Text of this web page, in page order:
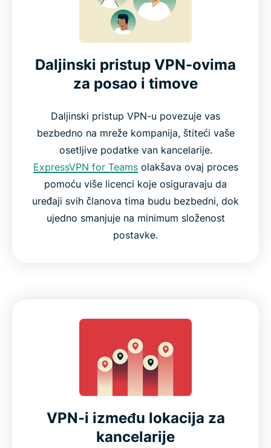
Daljinski pristup VPN-ovima
za posao i timove
Daljinski pristup VPN-u povezuje vas
bezbedno na mreže kompanija, štiteći vaše
osetljive podatke van kancelarije.
ExpressVPN for Teamsolakšava ovaj proces
pomoću više licenci koje osiguravaju da
uređaji svih članova tima budu bezbedni, dok
ujedno smanjuje na minimum složenost
postavke.
VPN-i između lokacija za
kancelarije